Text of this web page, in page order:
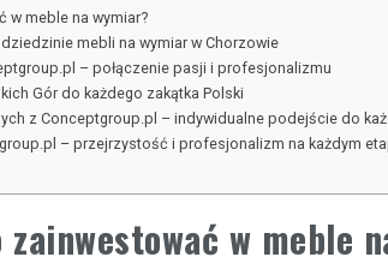
w meble na wymiar?
mebli na wymiar w Chorzowie
– połączenie pasji i profesjonalizmu
Gór do każdego zakątka Polski
z Conceptgroup.pl – indywidualne podejście do
– przejrzystość i profesjonalizm na każdym
w meble